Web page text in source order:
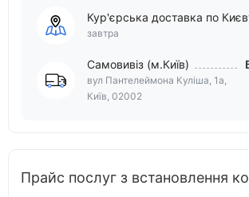
Кур'єрська доставка по
завтра
Самовивіз (м.Київ)
вул Пантелеймона Куліша, 1а,
Київ, 02002
Прайс послуг з встановлення